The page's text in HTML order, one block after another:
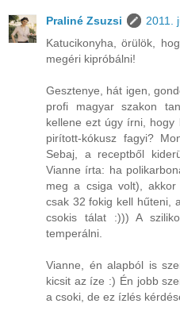
Praliné Zsuzsi
2011.
Katucikonyha, örülök,
megéri kipróbálni!
Gesztenye, hát igen,
profi magyar szakon
kellene ezt úgy írni, hogy
pirított-kókusz fagyi?
Sebaj, a receptből
Vianne írta: ha
meg a csiga volt), akkor
csak 32 fokig kell hűteni,
csokis tálat :))) A
temperálni.
Vianne, én alapból is
kicsit az íze :) Én jobb
a csoki, de ez ízlés